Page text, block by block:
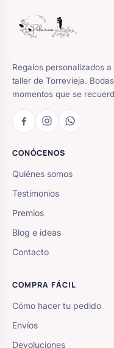
Regalos personalizados
taller de Torrevieja.
momentos que se
CONÓCENOS
Quiénes somos
Testimonios
Premios
Blog e ideas
Contacto
COMPRA FÁCIL
Cómo hacer tu pedido
Envíos
Devoluciones